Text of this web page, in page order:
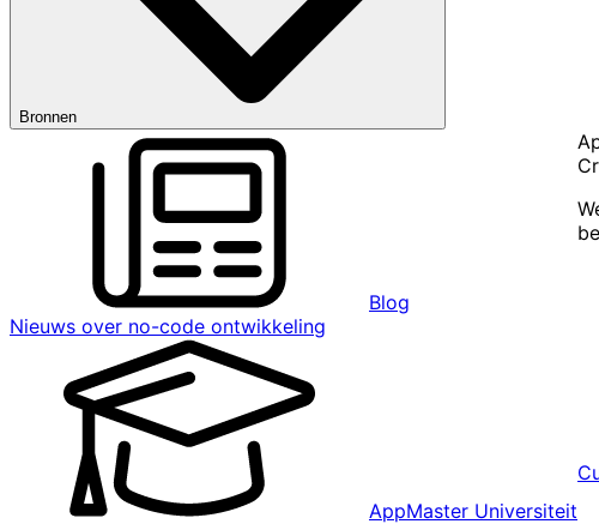
Bronnen
Blog
Nieuws over no-code ontwikkeling
AppMaster Universiteit